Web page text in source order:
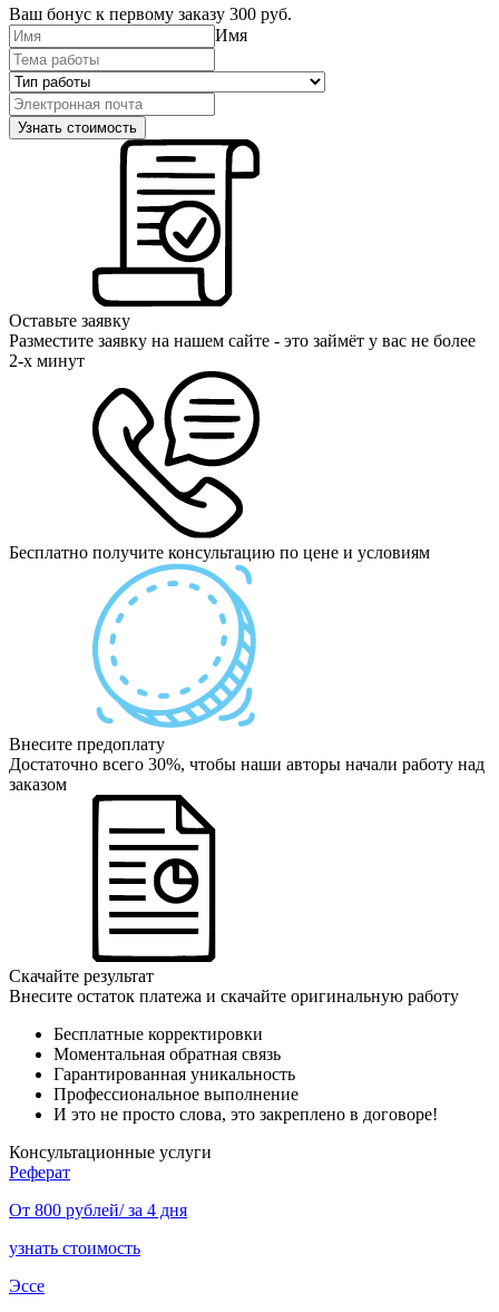
Ваш бонус к первому заказу 300 руб.
Имя
Оставьте заявку
Разместите заявку на нашем сайте - это займёт у вас не более
2-х минут
Бесплатно получите консультацию по цене и условиям
Внесите предоплату
Достаточно всего 30%, чтобы наши авторы начали работу над
заказом
Скачайте результат
Внесите остаток платежа и скачайте оригинальную работу
Бесплатные корректировки
Моментальная обратная связь
Гарантированная уникальность
Профессиональное выполнение
И это не просто слова, это закреплено в договоре!
Консультационные услуги
Реферат
От 800 рублей/ за 4 дня
узнать стоимость
Эссе